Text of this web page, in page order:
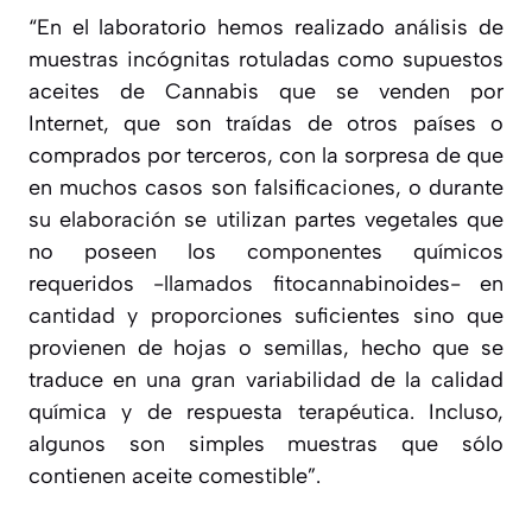
“En el laboratorio hemos realizado análisis de
muestras incógnitas rotuladas como supuestos
aceites de Cannabis que se venden por
Internet, que son traídas de otros países o
comprados por terceros, con la sorpresa de que
en muchos casos son falsificaciones, o durante
su elaboración se utilizan partes vegetales que
no poseen los componentes químicos
requeridos -llamados fitocannabinoides- en
cantidad y proporciones suficientes sino que
provienen de hojas o semillas, hecho que se
traduce en una gran variabilidad de la calidad
química y de respuesta terapéutica. Incluso,
algunos son simples muestras que sólo
contienen aceite comestible”.